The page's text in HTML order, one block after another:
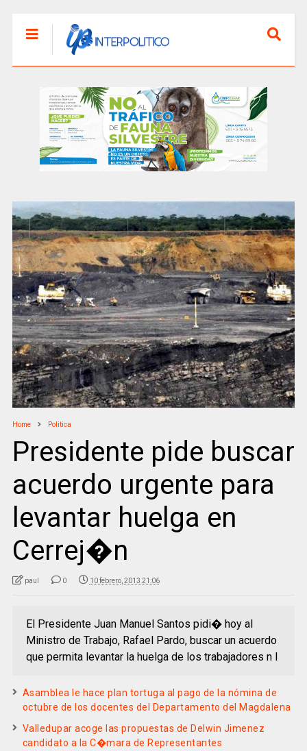
Home Politica
Presidente pide buscar
acuerdo urgente para
levantar huelga en
Cerrej�n
paul 0 10 febrero, 2013 21:06
El Presidente Juan Manuel Santos pidi� hoy al
Ministro de Trabajo, Rafael Pardo, buscar un acuerdo
que permita levantar la huelga de los trabajadores n l
Asamblea le hace plan tortuga al pago de la nómina de
octubre de los docentes del Departamento del Magdalena
Valledupar acoge las propuestas de Delwin Jimenez
candidato a la C�mara de Representantes